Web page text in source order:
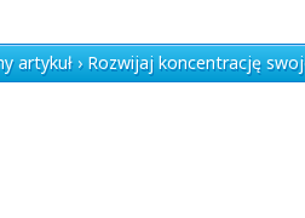
artykuł › Rozwijaj koncentrację